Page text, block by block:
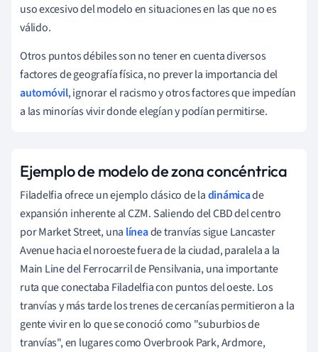
uso excesivo del modelo en situaciones en las que no es
válido.
Otros puntos débiles son no tener en cuenta diversos
factores de geografía física, no prever la importancia del
automóvil, ignorar el racismo y otros factores que impedían
a las minorías vivir donde elegían y podían permitirse.
Ejemplo de modelo de zona concéntrica
Filadelfia ofrece un ejemplo clásico de ladinámicade
expansión inherente al CZM. Saliendo del CBD del centro
por Market Street, una líneade tranvías sigue Lancaster
Avenue hacia el noroeste fuera de la ciudad, paralela a la
Main Line del Ferrocarril de Pensilvania, una importante
ruta que conectaba Filadelfia con puntos del oeste. Los
tranvías y más tarde los trenes de cercanías permitieron a la
gente vivir en lo que se conoció como "suburbios de
tranvías", en lugares como Overbrook Park, Ardmore,